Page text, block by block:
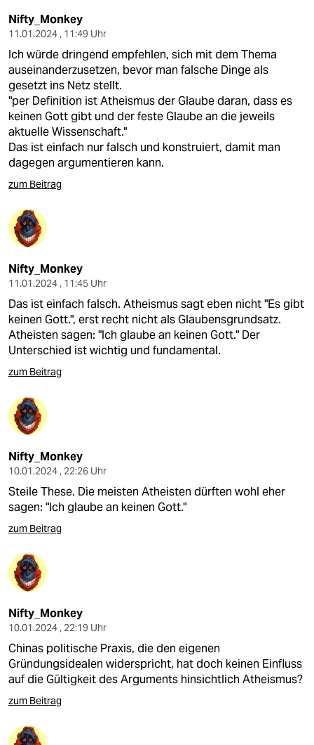
Nifty_Monkey
11.01.2024 , 11:49 Uhr
Ich würde dringend empfehlen, sich mit dem Thema
auseinanderzusetzen, bevor man falsche Dinge als
gesetzt ins Netz stellt.
"per Definition ist Atheismus der Glaube daran, dass es
keinen Gott gibt und der feste Glaube an die jeweils
aktuelle Wissenschaft."
Das ist einfach nur falsch und konstruiert, damit man
dagegen argumentieren kann.
zum Beitrag
Nifty_Monkey
11.01.2024 , 11:45 Uhr
Das ist einfach falsch. Atheismus sagt eben nicht "Es gibt
keinen Gott.", erst recht nicht als Glaubensgrundsatz.
Atheisten sagen: "Ich glaube an keinen Gott." Der
Unterschied ist wichtig und fundamental.
zum Beitrag
Nifty_Monkey
10.01.2024 , 22:26 Uhr
Steile These. Die meisten Atheisten dürften wohl eher
sagen: "Ich glaube an keinen Gott."
zum Beitrag
Nifty_Monkey
10.01.2024 , 22:19 Uhr
Chinas politische Praxis, die den eigenen
Gründungsidealen widerspricht, hat doch keinen Einfluss
auf die Gültigkeit des Arguments hinsichtlich Atheismus?
zum Beitrag